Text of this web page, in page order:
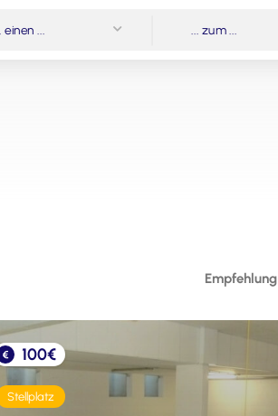
... einen ... ... zum ...
Empfehlung
100€
Stellplatz